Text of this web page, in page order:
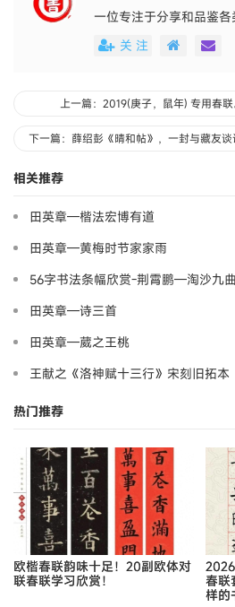
一位专注于分享和品鉴
关 注
上一篇：2019(庚子，鼠年) 专用春
下一篇：薛绍彭《晴和帖》，一封与藏友
相关推荐
田英章—楷法宏博有道
田英章—黄梅时节家家雨
56字书法条幅欣赏-荆霄鹏—淘沙九
田英章—诗三首
田英章—葳之王桃
王献之《洛神赋十三行》宋刻旧拓本
热门推荐
欧楷春联韵味十足！20副欧体对
联春联学习欣赏！
春联
样的